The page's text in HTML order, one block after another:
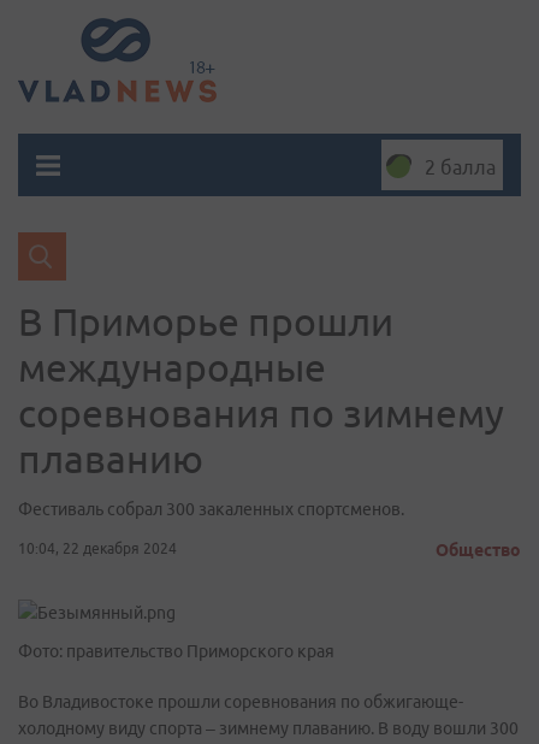
2 балла
В Приморье прошли
международные
соревнования по зимнему
плаванию
Фестиваль собрал 300 закаленных спортсменов.
10:04, 22 декабря 2024 Общество
Фото: правительство Приморского края
Во Владивостоке прошли соревнования по обжигающе-
холодному виду спорта – зимнему плаванию. В воду вошли 300